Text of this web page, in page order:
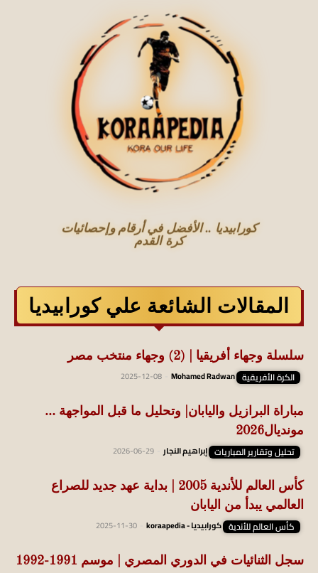
كورابيديا .. الأفضل في أرقام وإحصائيات
كرة القدم
المقالات الشائعة علي كورابيديا
سلسلة وجهاء أفريقيا | (2) وجهاء منتخب مصر
الكرة الأفريقية Mohamed Radwan
2025-12-08
مباراة البرازيل واليابان| وتحليل ما قبل المواجهة …
مونديال2026
تحليل وتقارير المباريات إبراهيم النجار 2026-06-29
كأس العالم للأندية 2005 | بداية عهد جديد للصراع
العالمي يبدأ من اليابان
كأس العالم للأندية كورابيديا - koraapedia 2025-11-30
سجل الثنائيات في الدوري المصري | موسم 1991-1992